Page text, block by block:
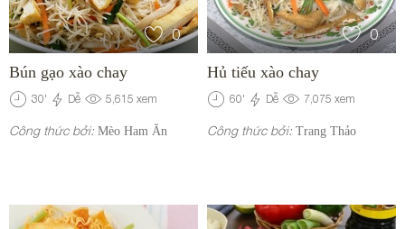
0
Bún gạo xào chay
30' Dễ 5,615 xem
Công thức bởi: Mèo Ham Ăn
0
Hủ tiếu xào chay
60' Dễ 7,075 xem
Công thức bởi: Trang Thảo